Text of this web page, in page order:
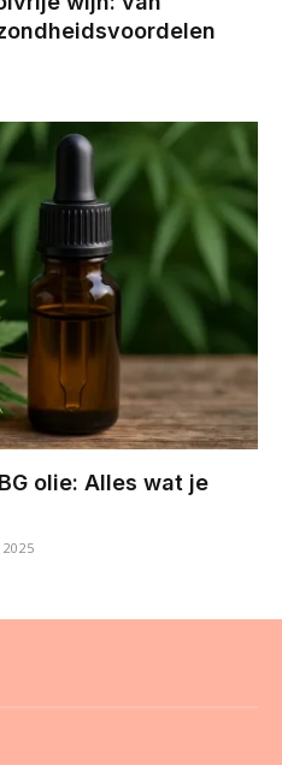
olie: Alles wat je
2025